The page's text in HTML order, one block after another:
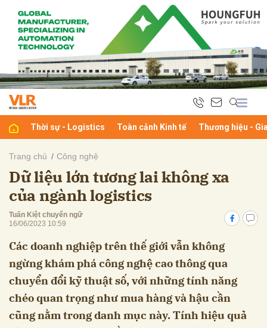
Thời sự - Logistics Toàn cảnh Kinh tế Thương hiệu -
Trang chủ Công nghệ
Dữ liệu lớn tương lai không xa
của ngành logistics
Tuấn Kiệt chuyển ngữ
16/06/2023 10:59
Các doanh nghiệp trên thế giới vẫn không
ngừng khám phá công nghệ cao thông qua
chuyển đổi kỹ thuật số, với những tính năng
chéo quan trọng như mua hàng và hậu cần
cũng nằm trong danh mục này. Tính hiệu quả
luận
Hủy